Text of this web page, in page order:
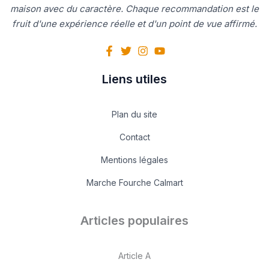
maison avec du caractère. Chaque recommandation est le
fruit d'une expérience réelle et d'un point de vue affirmé.
Liens utiles
Plan du site
Contact
Mentions légales
Marche Fourche Calmart
Articles populaires
Article A